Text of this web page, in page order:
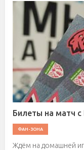
Билеты на матч
ФАН-ЗОНА
Ждём на домашней